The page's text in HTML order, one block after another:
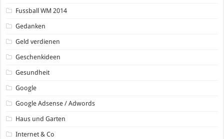
Fussball WM 2014
Gedanken
Geld verdienen
Geschenkideen
Gesundheit
Google
Google Adsense / Adwords
Haus und Garten
Internet & Co